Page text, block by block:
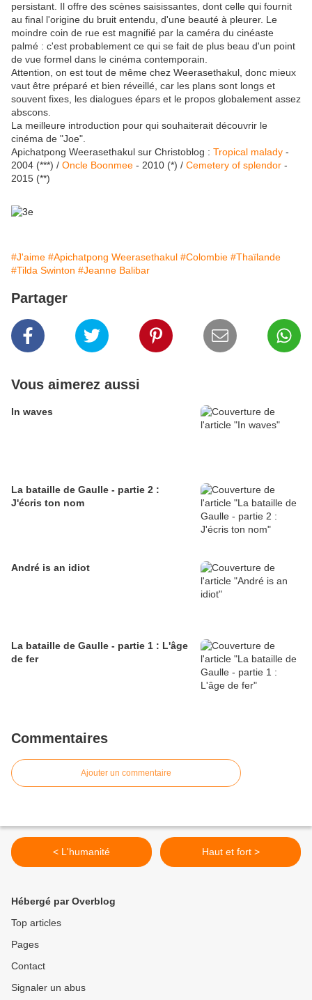
persistant. Il offre des scènes saisissantes, dont celle qui fournit
au final l'origine du bruit entendu, d'une beauté à pleurer. Le
moindre coin de rue est magnifié par la caméra du cinéaste
palmé : c'est probablement ce qui se fait de plus beau d'un point
de vue formel dans le cinéma contemporain.
Attention, on est tout de même chez Weerasethakul, donc mieux
vaut être préparé et bien réveillé, car les plans sont longs et
souvent fixes, les dialogues épars et le propos globalement assez
abscons.
La meilleure introduction pour qui souhaiterait découvrir le
cinéma de "Joe".
Apichatpong Weerasethakul sur Christoblog : Tropical malady -
2004 (***) / Oncle Boonmee - 2010 (*) / Cemetery of splendor -
2015 (**)
#J'aime #Apichatpong Weerasethakul #Colombie #Thaïlande
#Tilda Swinton #Jeanne Balibar
Partager
Vous aimerez aussi
In waves
La bataille de Gaulle - partie 2 :
J'écris ton nom
André is an idiot
La bataille de Gaulle - partie 1 : L'âge
de fer
Commentaires
Ajouter un commentaire
< L'humanité Haut et fort >
Hébergé par Overblog
Top articles
Pages
Contact
Signaler un abus